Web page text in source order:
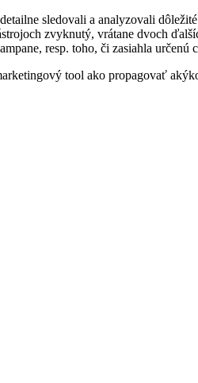
sledovali a analyzovali
zvyknutý, vrátane dvoch
resp. toho, či zasiahla určenú
tool ako propagovať